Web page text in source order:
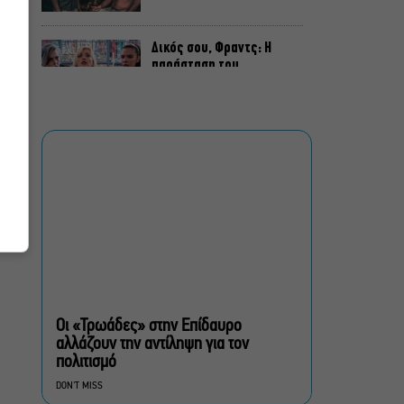
Δικός σου, Φραντς: Η
παράσταση του
Χριστίνας Κυριαζίδη στο
Δημοτικό Θέατρο Πειραιά
Οι «Τρωάδες» στην Επίδαυρο
αλλάζουν την αντίληψη για τον
πολιτισμό
DON'T MISS